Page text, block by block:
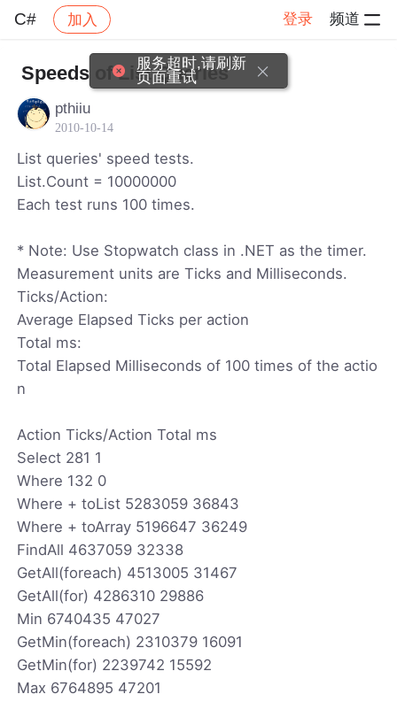
C# 加入 登录 频道
社区 C# 帖子详情
Speeds of List Queries
pthiiu
2010-10-14
List queries' speed tests.
List.Count = 10000000
Each test runs 100 times.
* Note: Use Stopwatch class in .NET as the timer.
Measurement units are Ticks and Milliseconds.
Ticks/Action:
Average Elapsed Ticks per action
Total ms:
Total Elapsed Milliseconds of 100 times of the actio
n
Action Ticks/Action Total ms
Select 281 1
Where 132 0
Where + toList 5283059 36843
Where + toArray 5196647 36249
FindAll 4637059 32338
GetAll(foreach) 4513005 31467
GetAll(for) 4286310 29886
Min 6740435 47027
GetMin(foreach) 2310379 16091
GetMin(for) 2239742 15592
Max 6764895 47201
服务超时,请刷新
页面重试